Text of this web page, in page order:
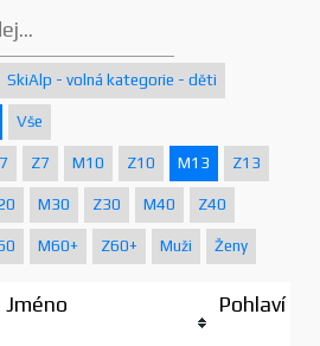
SkiAlp - volná kategorie - děti
Vše
Z7 M10 Z10 M13 Z13
M30 Z30 M40 Z40
M60+ Z60+ Muži Ženy
Jméno Pohlaví